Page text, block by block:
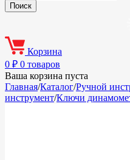
Корзина
0 ₽ 0 товаров
Ваша корзина пуста
Главная/Каталог/Ручной
инструмент/Ключи